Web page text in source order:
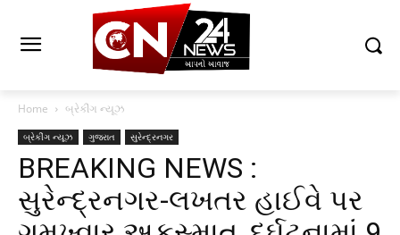
Home બ્રેકીંગ ન્યૂઝ
બ્રેકીંગ ન્યૂઝ ગુજરાત સુરેન્દ્રનગર
BREAKING NEWS :
સુરેન્દ્રનગર-લખતર હાઈવે પર